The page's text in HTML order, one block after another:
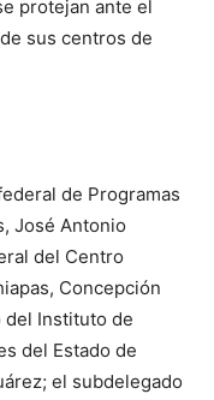
protejan ante el
sus centros de
de Programas
José Antonio
del Centro
Concepción
del Instituto de
del Estado de
el subdelegado